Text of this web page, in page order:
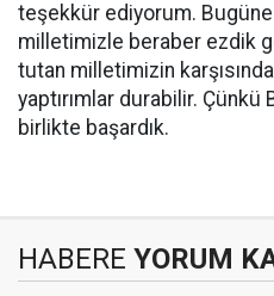
teşekkür ediyorum. Bugüne
milletimizle beraber ezdik
tutan milletimizin
yaptırımlar durabilir.
birlikte başardık.
HABERE YORUM